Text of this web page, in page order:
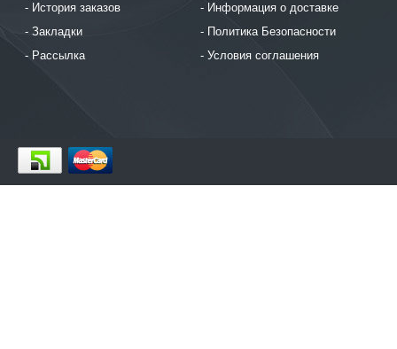
История заказов
Закладки
Рассылка
Информация о доставке
Политика Безопасности
Условия соглашения